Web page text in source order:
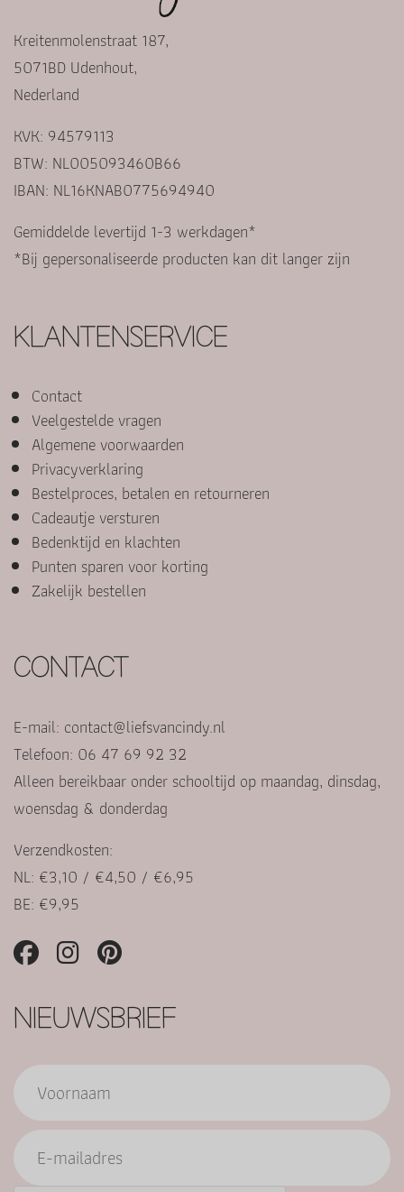
Kreitenmolenstraat 187,
5071BD Udenhout,
Nederland
KVK: 94579113
BTW: NL005093460B66
IBAN: NL16KNAB0775694940
Gemiddelde levertijd 1-3 werkdagen*
*Bij gepersonaliseerde producten kan dit langer zijn
KLANTENSERVICE
Contact
Veelgestelde vragen
Algemene voorwaarden
Privacyverklaring
Bestelproces, betalen en retourneren
Cadeautje versturen
Bedenktijd en klachten
Punten sparen voor korting
Zakelijk bestellen
CONTACT
E-mail: contact@liefsvancindy.nl
Telefoon: 06 47 69 92 32
Alleen bereikbaar onder schooltijd op maandag, dinsdag,
woensdag & donderdag
Verzendkosten:
NL: €3,10 / €4,50 / €6,95
BE: €9,95
NIEUWSBRIEF